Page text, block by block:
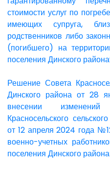
стоимости услуг по
имеющих супруга,
родственников либо
(погибшего) на
поселения Динского
Решение Совета
Динского района от
внесении
Красносельского
от 12 апреля 2024 года
военно-учетных
поселения Динского